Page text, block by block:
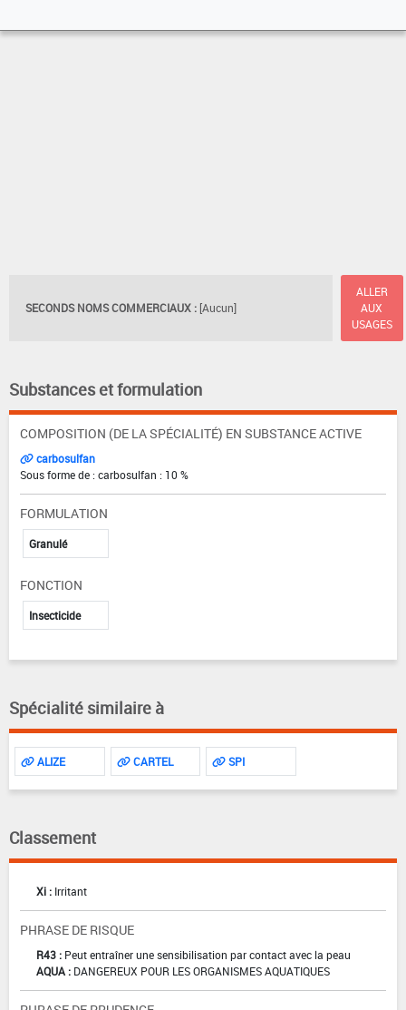
SECONDS NOMS COMMERCIAUX : [Aucun]
ALLER
AUX
USAGES
Substances et formulation
COMPOSITION (DE LA SPÉCIALITÉ) EN SUBSTANCE ACTIVE
carbosulfan
Sous forme de : carbosulfan : 10 %
FORMULATION
Granulé
FONCTION
Insecticide
Spécialité similaire à
ALIZE CARTEL SPI
Classement
Xi : Irritant
PHRASE DE RISQUE
R43 : Peut entraîner une sensibilisation par contact avec la peau
AQUA : DANGEREUX POUR LES ORGANISMES AQUATIQUES